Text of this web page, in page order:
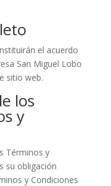
el acuerdo
San Miguel Lobo
sitio web.
los
y
Términos y
su obligación
y Condiciones